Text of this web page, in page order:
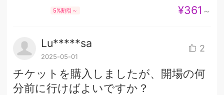
5%割引～ ¥361 ～
Lu*****sa
2025-05-01
2
チケットを購入しましたが、開場の何
分前に行けばよいですか？